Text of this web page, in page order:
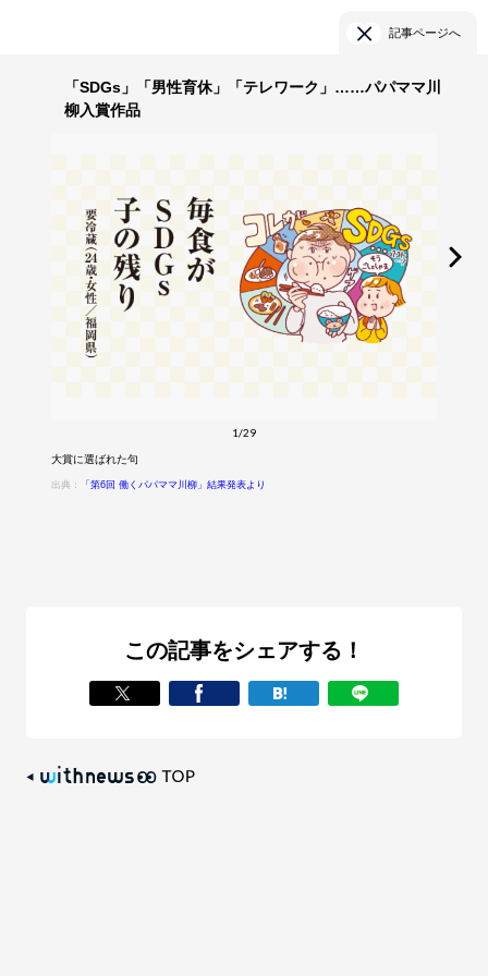
記事ページへ
「SDGs」「男性育休」「テレワーク」……パパママ川
柳入賞作品
1/29
大賞に選ばれた句
出典： 「第6回 働くパパママ川柳」結果発表より
この記事をシェアする！